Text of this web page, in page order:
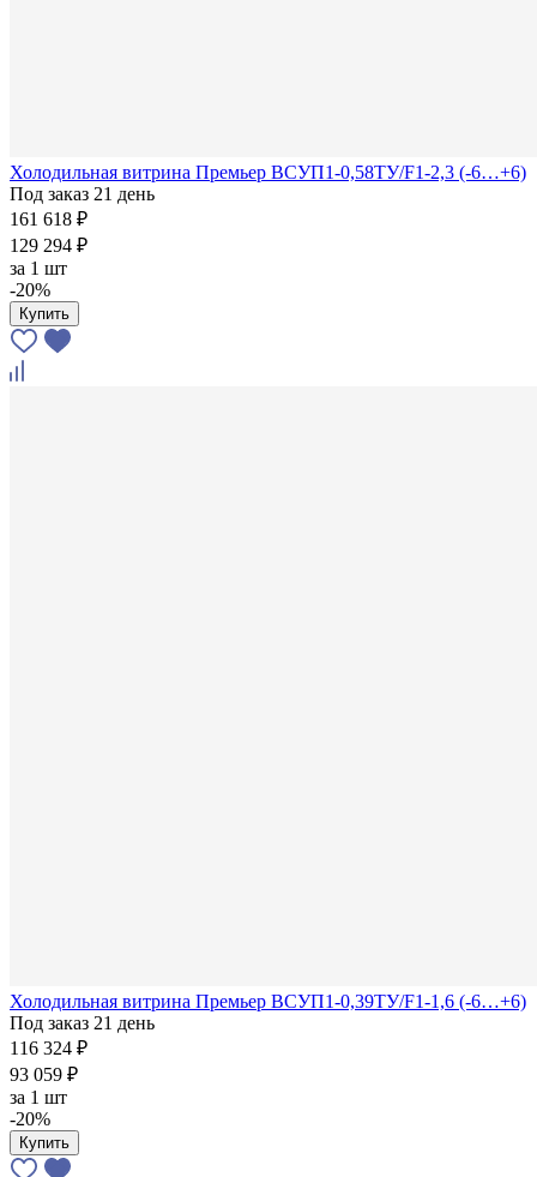
Холодильная витрина Премьер ВСУП1-0,58ТУ/F1-2,3 (-6…+6)
Под заказ 21 день
161 618 ₽
129 294 ₽
за 1 шт
-20%
Купить
Холодильная витрина Премьер ВСУП1-0,39ТУ/F1-1,6 (-6…+6)
Под заказ 21 день
116 324 ₽
93 059 ₽
за 1 шт
-20%
Купить